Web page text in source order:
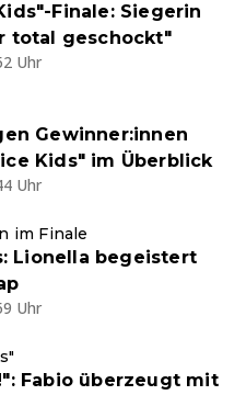
Finale: Siegerin
total geschockt"
Uhr
Gewinner:innen
Kids" im Überblick
Uhr
im Finale
Lionella begeistert
Uhr
Fabio überzeugt mit